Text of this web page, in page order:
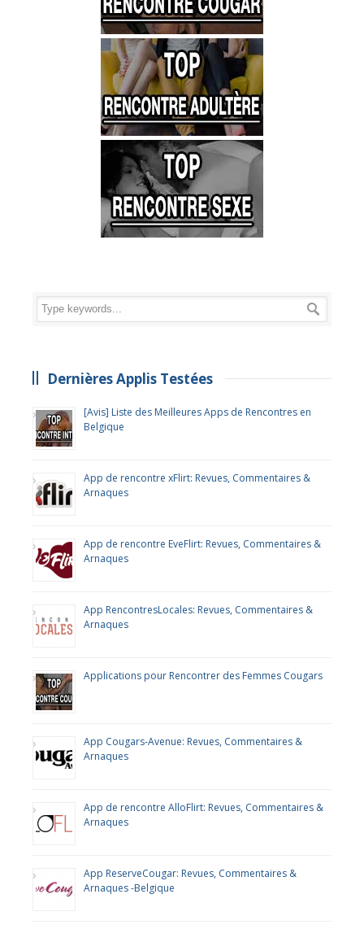
Dernières Applis Testées
[Avis] Liste des Meilleures Apps de Rencontres en
Belgique
App de rencontre xFlirt: Revues, Commentaires &
Arnaques
App de rencontre EveFlirt: Revues, Commentaires &
Arnaques
App RencontresLocales: Revues, Commentaires &
Arnaques
Applications pour Rencontrer des Femmes Cougars
App Cougars-Avenue: Revues, Commentaires &
Arnaques
App de rencontre AlloFlirt: Revues, Commentaires &
Arnaques
App ReserveCougar: Revues, Commentaires &
Arnaques -Belgique